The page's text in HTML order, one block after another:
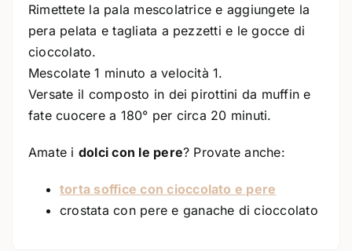
Rimettete la pala mescolatrice e aggiungete la
pera pelata e tagliata a pezzetti e le gocce di
cioccolato.
Mescolate 1 minuto a velocità 1.
Versate il composto in dei pirottini da muffin e
fate cuocere a 180° per circa 20 minuti.
Amate i dolci con le pere? Provate anche:
torta soffice con cioccolato e pere
crostata con pere e ganache di cioccolato